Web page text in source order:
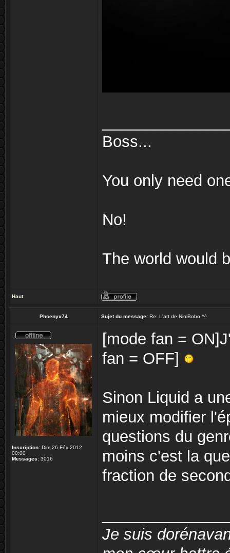
Boss...
You only need
No!
The world would
Haut
Phoenyx74 Sujet du message: Re: L'art de NiniBobo ^^
Inscription: Dim 26 Fév 2012
00:00
Messages: 3016
[mode fan =
fan = OFF]
Sinon Liquid a
mieux modifier
questions du
moins c'est la
fraction de
Je suis